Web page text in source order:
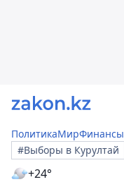
ПолитикаМирФинансы
#Выборы в Курултай
+24°